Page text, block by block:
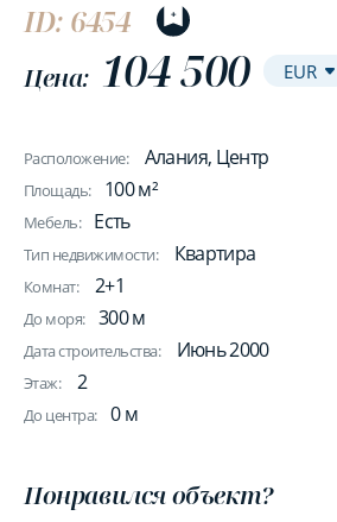
ID: 6454
Цена: 104 500
Расположение: Алания, Центр
Площадь: 100 м²
Мебель: Есть
Тип недвижимости: Квартира
Комнат: 2+1
До моря: 300 м
Дата строительства: Июнь 2000
Этаж: 2
До центра: 0 м
Понравился объект?